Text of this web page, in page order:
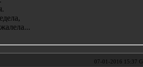
07-01-2016 15:37